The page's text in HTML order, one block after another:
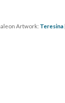
Artwork: Teresina